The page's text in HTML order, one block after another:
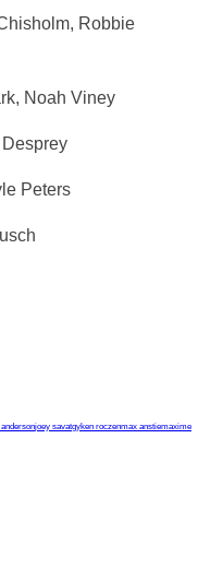
Robbie
Noah Viney
Peters
joey savatgyken roczenmax anstiemaxime